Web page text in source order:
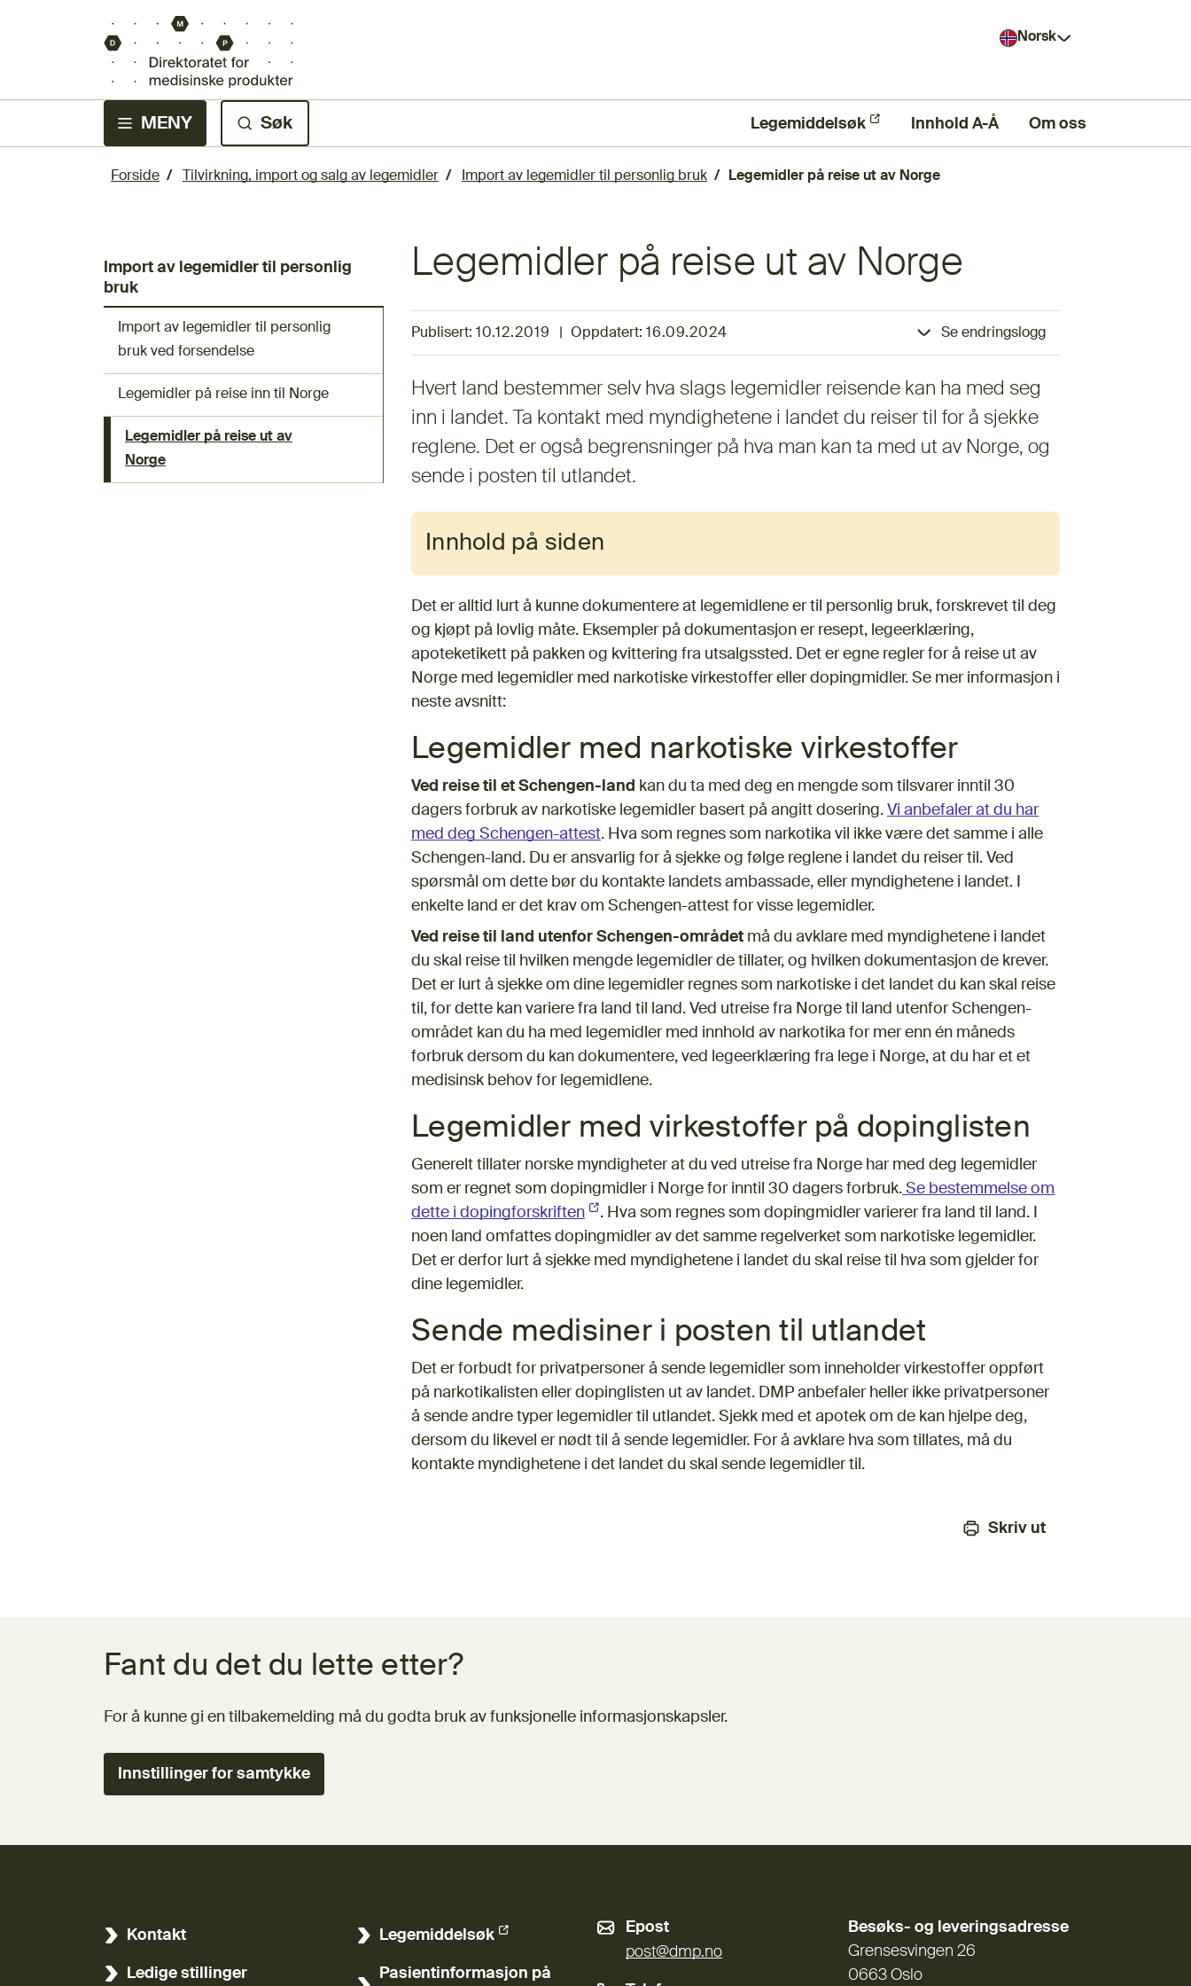
Norsk
MENY Søk Legemiddelsøk
(Ekstern lenke) Innhold A-Å Om oss
Forside Tilvirkning, import og salg av legemidler Import av legemidler til personlig bruk Legemidler på reise ut av Norge
Import av legemidler til personlig
bruk
Import av legemidler til personlig
bruk ved forsendelse
Legemidler på reise inn til Norge
Legemidler på reise ut av
Norge
Legemidler på reise ut av Norge
Publisert: 10.12.2019 Oppdatert:16.09.2024 Se endringslogg
Hvert land bestemmer selv hva slags legemidler reisende kan ha med seg
inn i landet. Ta kontakt med myndighetene i landet du reiser til for å sjekke
reglene. Det er også begrensninger på hva man kan ta med ut av Norge, og
sende i posten til utlandet.
Innhold på siden
Det er alltid lurt å kunne dokumentere at legemidlene er til personlig bruk, forskrevet til deg
og kjøpt på lovlig måte. Eksempler på dokumentasjon er resept, legeerklæring,
apoteketikett på pakken og kvittering fra utsalgssted. Det er egne regler for å reise ut av
Norge med legemidler med narkotiske virkestoffer eller dopingmidler. Se mer informasjon i
neste avsnitt:
Legemidler med narkotiske virkestoffer
Ved reise til et Schengen-land kan du ta med deg en mengde som tilsvarer inntil 30
dagers forbruk av narkotiske legemidler basert på angitt dosering. Vi anbefaler at du har
med deg Schengen-attest. Hva som regnes som narkotika vil ikke være det samme i alle
Schengen-land. Du er ansvarlig for å sjekke og følge reglene i landet du reiser til. Ved
spørsmål om dette bør du kontakte landets ambassade, eller myndighetene i landet. I
enkelte land er det krav om Schengen-attest for visse legemidler.
Ved reise til land utenfor Schengen-området må du avklare med myndighetene i landet
du skal reise til hvilken mengde legemidler de tillater, og hvilken dokumentasjon de krever.
Det er lurt å sjekke om dine legemidler regnes som narkotiske i det landet du kan skal reise
til, for dette kan variere fra land til land. Ved utreise fra Norge til land utenfor Schengen-
området kan du ha med legemidler med innhold av narkotika for mer enn én måneds
forbruk dersom du kan dokumentere, ved legeerklæring fra lege i Norge, at du har et et
medisinsk behov for legemidlene.
Legemidler med virkestoffer på dopinglisten
Generelt tillater norske myndigheter at du ved utreise fra Norge har med deg legemidler
som er regnet som dopingmidler i Norge for inntil 30 dagers forbruk. Se bestemmelse om
dette i dopingforskriften (Ekstern lenke)
. Hva som regnes som dopingmidler varierer fra land til land. I
noen land omfattes dopingmidler av det samme regelverket som narkotiske legemidler.
Det er derfor lurt å sjekke med myndighetene i landet du skal reise til hva som gjelder for
dine legemidler.
Sende medisiner i posten til utlandet
Det er forbudt for privatpersoner å sende legemidler som inneholder virkestoffer oppført
på narkotikalisten eller dopinglisten ut av landet. DMP anbefaler heller ikke privatpersoner
å sende andre typer legemidler til utlandet. Sjekk med et apotek om de kan hjelpe deg,
dersom du likevel er nødt til å sende legemidler. For å avklare hva som tillates, må du
kontakte myndighetene i det landet du skal sende legemidler til.
Skriv ut
Fant du det du lette etter?
For å kunne gi en tilbakemelding må du godta bruk av funksjonelle informasjonskapsler.
Innstillinger for samtykke
Kontakt
Ledige stillinger
Legemiddelsøk
(Ekstern lenke)
Pasientinformasjon på
Epost
post@dmp.no
Besøks- og leveringsadresse
Grensesvingen 26
0663 Oslo